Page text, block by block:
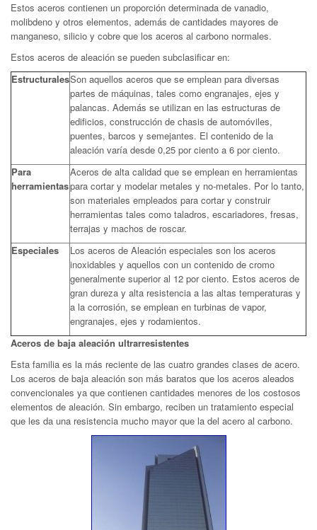
Estos aceros contienen un proporción determinada de vanadio,
molibdeno y otros elementos, además de cantidades mayores de
manganeso, silicio y cobre que los aceros al carbono normales.
Estos aceros de aleación se pueden subclasificar en:
EstructuralesSon aquellos aceros que se emplean para diversas
partes de máquinas, tales como engranajes, ejes y
palancas. Además se utilizan en las estructuras de
edificios, construcción de chasis de automóviles,
puentes, barcos y semejantes. El contenido de la
aleación varía desde 0,25 por ciento a 6 por ciento.
Para
herramientas
Aceros de alta calidad que se emplean en herramientas
para cortar y modelar metales y no-metales. Por lo tanto,
son materiales empleados para cortar y construir
herramientas tales como taladros, escariadores, fresas,
terrajas y machos de roscar.
Especiales
Los aceros de Aleación especiales son los aceros
inoxidables y aquellos con un contenido de cromo
generalmente superior al 12 por ciento. Estos aceros de
gran dureza y alta resistencia a las altas temperaturas y
a la corrosión, se emplean en turbinas de vapor,
engranajes, ejes y rodamientos.
Aceros de baja aleación ultrarresistentes
Esta familia es la más reciente de las cuatro grandes clases de acero.
Los aceros de baja aleación son más baratos que los aceros aleados
convencionales ya que contienen cantidades menores de los costosos
elementos de aleación. Sin embargo, reciben un tratamiento especial
que les da una resistencia mucho mayor que la del acero al carbono.